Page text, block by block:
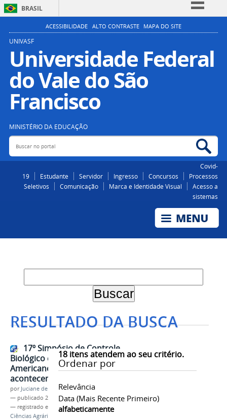
BRASIL
Simplifique!
Participe
Acesso à informação
Legislação
ACESSIBILIDADE ALTO CONTRASTE MAPA DO SITE
UNIVASF
Universidade Federal
do Vale do São
Francisco
MINISTÉRIO DA EDUCAÇÃO
Buscar no portal
Covid-
19
Estudante Servidor Ingresso Concursos
Processos
Seletivos
Comunicação Marca e Identidade Visual
Acesso a
sistemas
RESULTADO DA BUSCA
18itens atendem ao seu critério.
Ordenar por
Relevância
Data (mais Recente Primeiro)
alfabeticamente
17º Simpósio de Controle
Biológico e 2º Simpósio Latino-
Americano de Controle Biológico
acontecem em julho na Univasf
por Juciane de Jesus Aleixo
— publicado 25/04/2023
— registrado em:
Ciências Agrárias,Campus
Ciências Agrárias